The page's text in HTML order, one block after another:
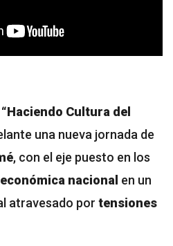
Cultura del
una nueva jornada de
, con el eje puesto en los
nacional en un
atravesado por tensiones